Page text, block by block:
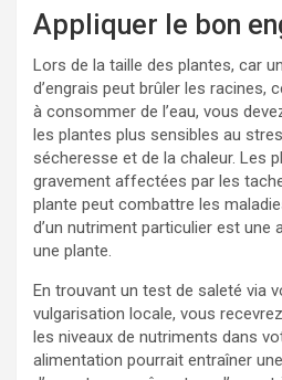
Appliquer le bon
Lors de la taille des plantes, car
d’engrais peut brûler les racines,
à consommer de l’eau, vous
les plantes plus sensibles au
sécheresse et de la chaleur. Les
gravement affectées par les
plante peut combattre les
d’un nutriment particulier est
une plante.
En trouvant un test de saleté via
vulgarisation locale, vous
les niveaux de nutriments dans
alimentation pourrait entraîner